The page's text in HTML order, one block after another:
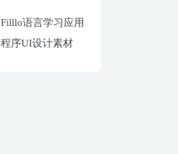
Filllo语言学习应用
程序UI设计素材